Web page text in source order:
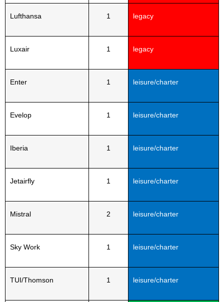
Lufthansa 1 legacy
Luxair 1 legacy
Enter 1 leisure/charter
Evelop 1 leisure/charter
Iberia 1 leisure/charter
Jetairfly 1 leisure/charter
Mistral 2 leisure/charter
Sky Work 1 leisure/charter
TUI/Thomson 1 leisure/charter